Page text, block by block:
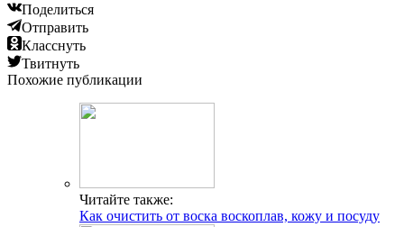
Поделиться
Отправить
Класснуть
Твитнуть
Похожие публикации
Читайте также:
Как очистить от воска воскоплав, кожу и посуду